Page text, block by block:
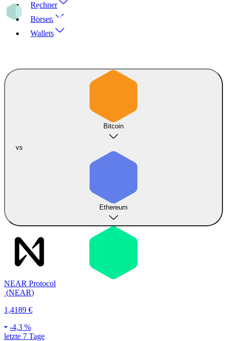
Rechner
Börsen
Wallets
Bitcoin
vs
Ethereum
NEAR Protocol
(NEAR)
1,4189 €
-4,3 %
letzte 7 Tage